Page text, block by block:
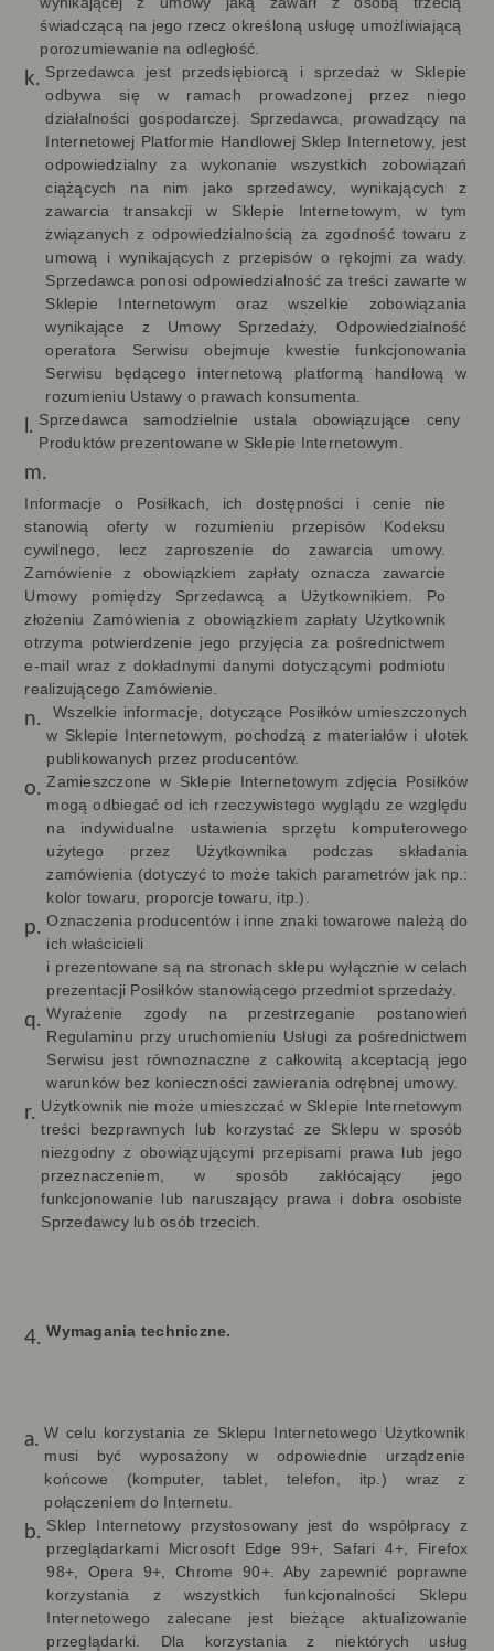
świadczącą na jego rzecz określoną usługę umożliwiającą
porozumiewanie na odległość.
Sprzedawca jest przedsiębiorcą i sprzedaż w Sklepie
odbywa się w ramach prowadzonej przez niego
działalności gospodarczej.
Sprzedawca, prowadzący na
Internetowej Platformie Handlowej Sklep Internetowy, jest
odpowiedzialny za wykonanie wszystkich zobowiązań
ciążących na nim jako sprzedawcy, wynikających z
zawarcia transakcji w Sklepie Internetowym, w tym
związanych z odpowiedzialnością za zgodność towaru z
umową i wynikających z przepisów o rękojmi za wady.
Sprzedawca ponosi odpowiedzialność za treści zawarte w
Sklepie Internetowym oraz wszelkie zobowiązania
wynikające z Umowy Sprzedaży, Odpowiedzialność
operatora Serwisu obejmuje kwestie funkcjonowania
Serwisu będącego internetową platformą handlową w
rozumieniu Ustawy o prawach konsumenta.
Sprzedawca samodzielnie ustala obowiązujące ceny
Produktów prezentowane w Sklepie Internetowym.
Informacje o Posiłkach, ich dostępności i cenie nie
stanowią oferty w rozumieniu przepisów Kodeksu
cywilnego, lecz zaproszenie do zawarcia umowy.
Zamówienie z obowiązkiem zapłaty oznacza zawarcie
Umowy pomiędzy Sprzedawcą a Użytkownikiem. Po
złożeniu Zamówienia z obowiązkiem zapłaty Użytkownik
otrzyma potwierdzenie jego przyjęcia za pośrednictwem
e-mail wraz z dokładnymi danymi dotyczącymi podmiotu
realizującego Zamówienie.
Wszelkie informacje, dotyczące Posiłków umieszczonych
w Sklepie Internetowym, pochodzą z materiałów i ulotek
publikowanych przez producentów.
Zamieszczone w Sklepie Internetowym zdjęcia Posiłków
mogą odbiegać od ich rzeczywistego wyglądu ze względu
na indywidualne ustawienia sprzętu komputerowego
użytego przez Użytkownika podczas składania
zamówienia (dotyczyć to może takich parametrów jak np.:
kolor towaru, proporcje towaru, itp.).
Oznaczenia producentów i inne znaki towarowe należą do
ich właścicieli
i prezentowane są na stronach sklepu wyłącznie w celach
prezentacji Posiłków stanowiącego przedmiot sprzedaży.
Wyrażenie zgody na przestrzeganie postanowień
Regulaminu przy uruchomieniu Usługi za pośrednictwem
Serwisu jest równoznaczne z całkowitą akceptacją jego
warunków bez konieczności zawierania odrębnej umowy.
Użytkownik nie może umieszczać w Sklepie Internetowym
treści bezprawnych lub korzystać ze Sklepu w sposób
niezgodny z obowiązującymi przepisami prawa lub jego
przeznaczeniem, w sposób zakłócający jego
funkcjonowanie lub naruszający prawa i dobra osobiste
Sprzedawcy lub osób trzecich.
Wymagania techniczne.
W celu korzystania ze Sklepu Internetowego Użytkownik
musi być wyposażony w odpowiednie urządzenie
końcowe (komputer, tablet, telefon, itp.) wraz z
połączeniem do Internetu.
Sklep Internetowy przystosowany jest do współpracy z
przeglądarkami Microsoft Edge 99+, Safari 4+, Firefox
98+, Opera 9+, Chrome 90+.
Aby zapewnić poprawne
korzystania z wszystkich funkcjonalności Sklepu
Internetowego zalecane jest bieżące aktualizowanie
przeglądarki. Dla korzystania z niektórych usług